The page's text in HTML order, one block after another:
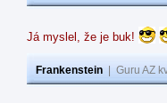
Já myslel, že je buk!
Frankenstein Guru AZ